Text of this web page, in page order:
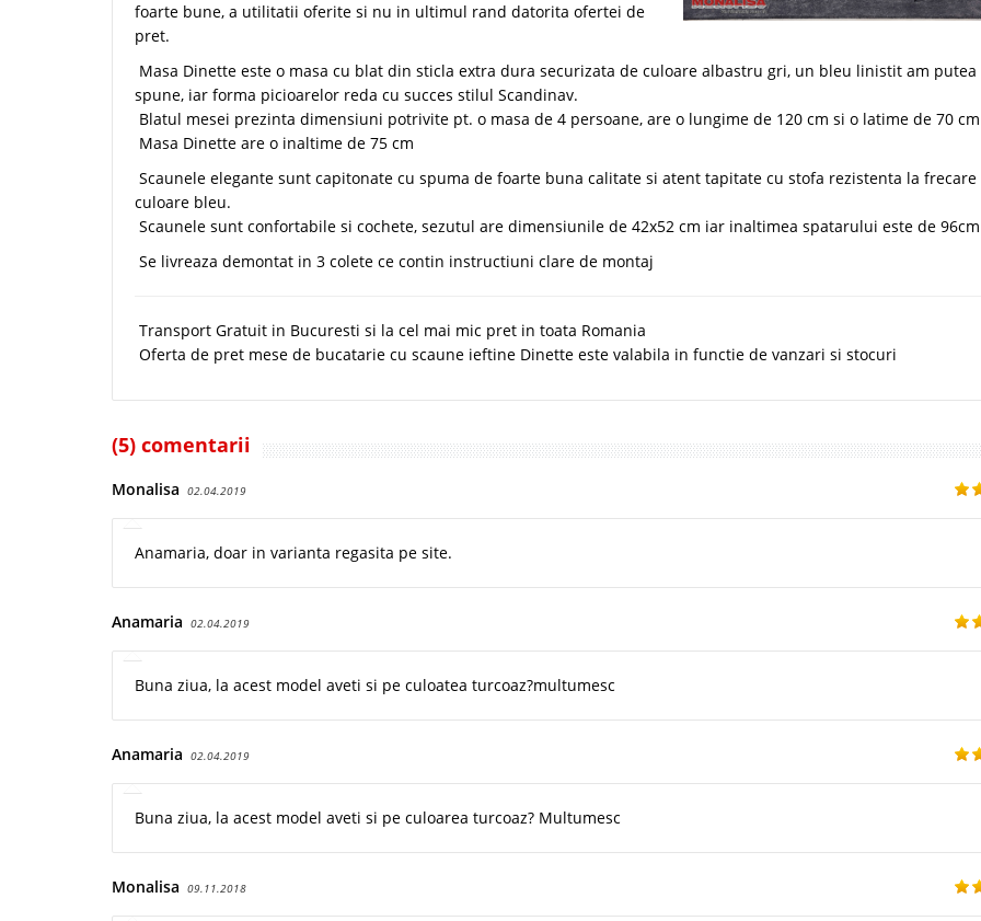
foarte bune, a utilitatii oferite si nu in ultimul rand datorita ofertei de
pret.
Masa Dinette este o masa cu blat din sticla extra dura securizata de culoare albastru gri, un bleu linistit am putea
spune, iar forma picioarelor reda cu succes stilul Scandinav.
Blatul mesei prezinta dimensiuni potrivite pt. o masa de 4 persoane, are o lungime de 120 cm si o latime de 70
Masa Dinette are o inaltime de 75 cm
Scaunele elegante sunt capitonate cu spuma de foarte buna calitate si atent tapitate cu stofa rezistenta la frecare
culoare bleu.
Scaunele sunt confortabile si cochete, sezutul are dimensiunile de 42x52 cm iar inaltimea spatarului este de
Se livreaza demontat in 3 colete ce contin instructiuni clare de montaj
Transport Gratuit in Bucuresti si la cel mai mic pret in toata Romania
Oferta de pret mese de bucatarie cu scaune ieftine Dinette este valabila in functie de vanzari si stocuri
(5) comentarii
Monalisa 02.04.2019
Anamaria, doar in varianta regasita pe site.
Anamaria 02.04.2019
Buna ziua, la acest model aveti si pe culoatea turcoaz?multumesc
Anamaria 02.04.2019
Buna ziua, la acest model aveti si pe culoarea turcoaz? Multumesc
Monalisa 09.11.2018